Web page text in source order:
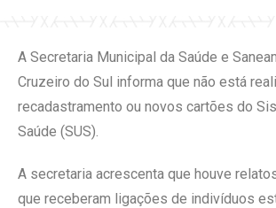
A Secretaria Municipal da Saúde e
Cruzeiro do Sul informa que não está
recadastramento ou novos cartões do
Saúde (SUS).
A secretaria acrescenta que houve
que receberam ligações de indivíduos